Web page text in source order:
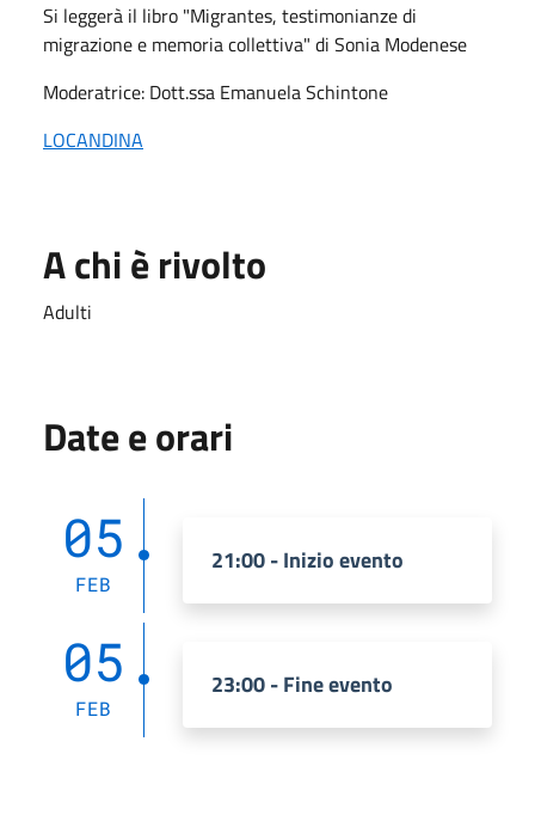
Si leggerà il libro "Migrantes, testimonianze di
migrazione e memoria collettiva" di Sonia Modenese
Moderatrice: Dott.ssa Emanuela Schintone
LOCANDINA
A chi è rivolto
Adulti
Date e orari
05
FEB
21:00 - Inizio evento
05
FEB
23:00 - Fine evento